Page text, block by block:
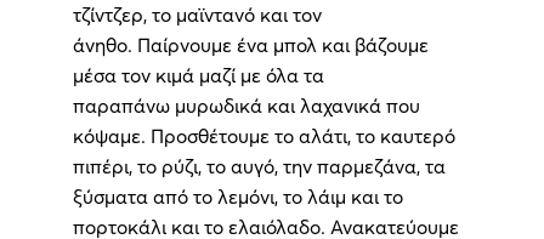
τζίντζερ, το μαϊντανό και τον
άνηθο. Παίρνουμε ένα μπολ και βάζουμε
μέσα τον κιμά μαζί με όλα τα
παραπάνω μυρωδικά και λαχανικά που
κόψαμε. Προσθέτουμε το αλάτι, το καυτερό
πιπέρι, το ρύζι, το αυγό, την παρμεζάνα, τα
ξύσματα από το λεμόνι, το λάιμ και το
πορτοκάλι και το ελαιόλαδο. Ανακατεύουμε